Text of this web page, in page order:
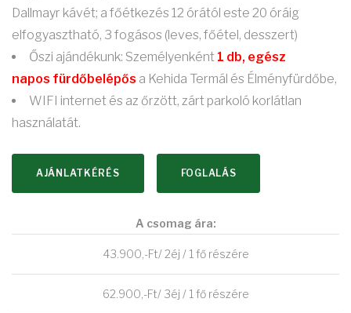
Dallmayr kávét; a főétkezés 12 órától este 20 óráig
elfogyasztható, 3 fogásos (leves, főétel, desszert)
Őszi ajándékunk: Személyenként 1 db, egész
napos fürdőbelépős a Kehida Termál és Élményfürdőbe,
WIFI internet és az őrzött, zárt parkoló korlátlan
használatát.
AJÁNLATKÉRÉS FOGLALÁS
A csomag ára:
43.900,-Ft/ 2éj / 1 fő részére
62.900,-Ft/ 3éj / 1 fő részére